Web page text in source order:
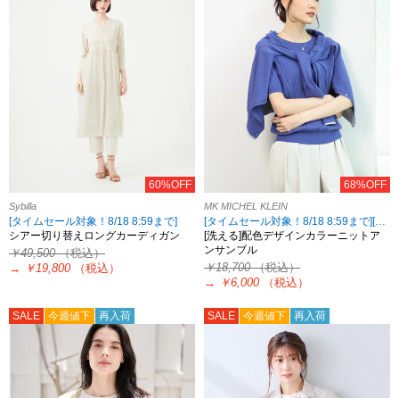
60%OFF
Sybilla
[タイムセール対象！8/18 8:59まで]
シアー切り替えロングカーディガン
￥49,500（税込）
→
￥19,800 （税込）
68%OFF
MK MICHEL KLEIN
[タイムセール対象！8/18 8:59まで][小さいサイズあり]
[洗える]配色デザインカラーニットア
ンサンブル
￥18,700（税込）
→
￥6,000 （税込）
SALE 今週値下 再入荷 SALE 今週値下 再入荷